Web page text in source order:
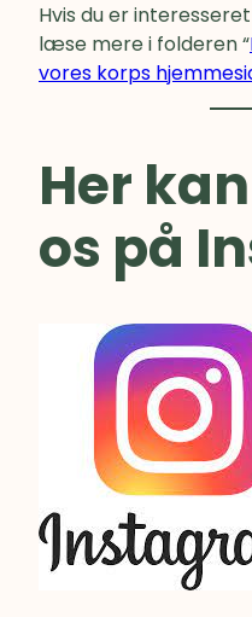
Hvis du er
læse mere i folderen “
vores korps
Her
os på